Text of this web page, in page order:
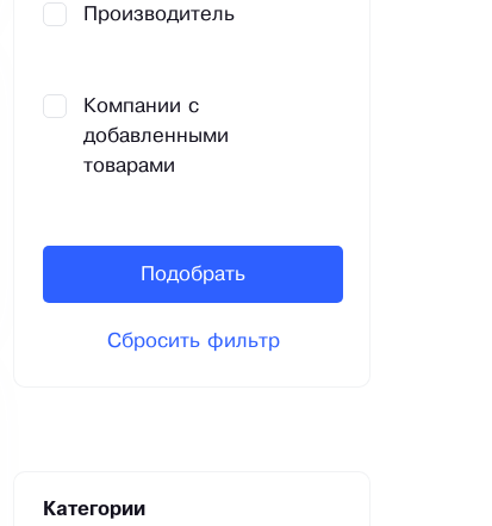
Производитель
Компании с
добавленными
товарами
Подобрать
Сбросить фильтр
Категории